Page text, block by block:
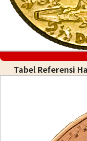
Tabel Referensi